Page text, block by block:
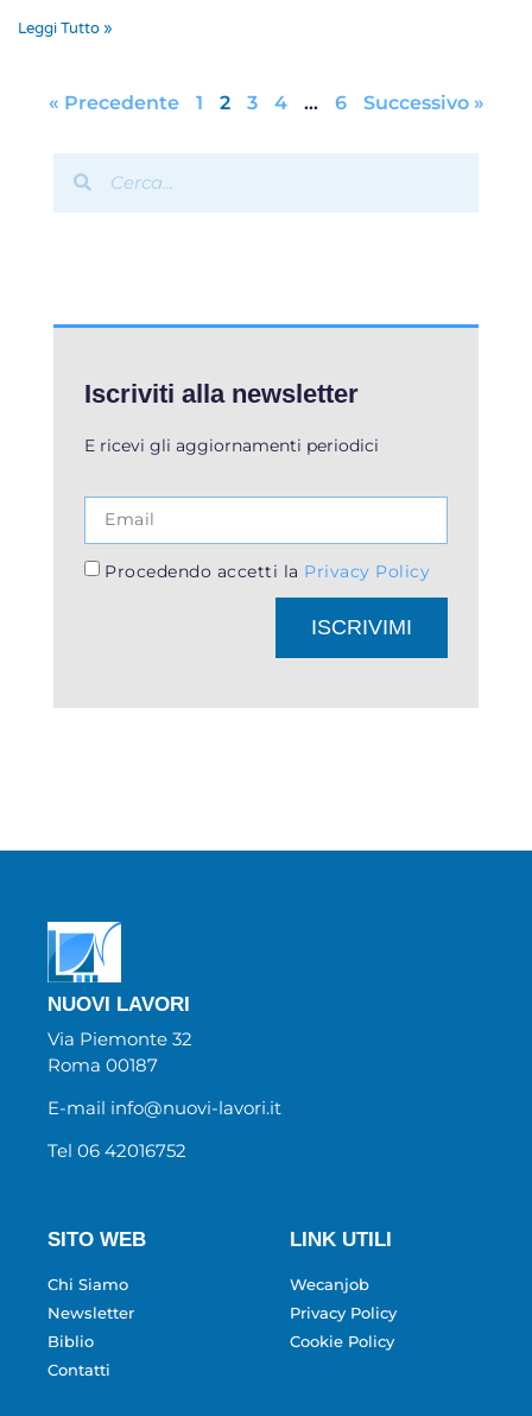
Leggi Tutto »
« Precedente 1 2 3 4 … 6 Successivo »
Iscriviti alla newsletter
E ricevi gli aggiornamenti periodici
Procedendo accetti la Privacy Policy
ISCRIVIMI
NUOVI LAVORI
Via Piemonte 32
Roma 00187
E-mail info@nuovi-lavori.it
Tel 06 42016752
SITO WEB
Chi Siamo
Newsletter
Biblio
Contatti
LINK UTILI
Wecanjob
Privacy Policy
Cookie Policy